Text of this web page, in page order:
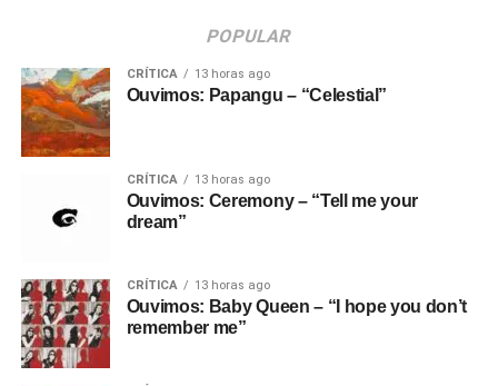
POPULAR
CRÍTICA 13 horas ago
Ouvimos: Papangu – “Celestial”
CRÍTICA 13 horas ago
Ouvimos: Ceremony – “Tell me your
dream”
CRÍTICA 13 horas ago
Ouvimos: Baby Queen – “I hope you don’t
remember me”